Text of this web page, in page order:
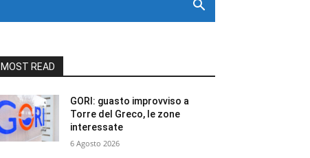
MOST READ
GORI: guasto improvviso a
Torre del Greco, le zone
interessate
6 Agosto 2026